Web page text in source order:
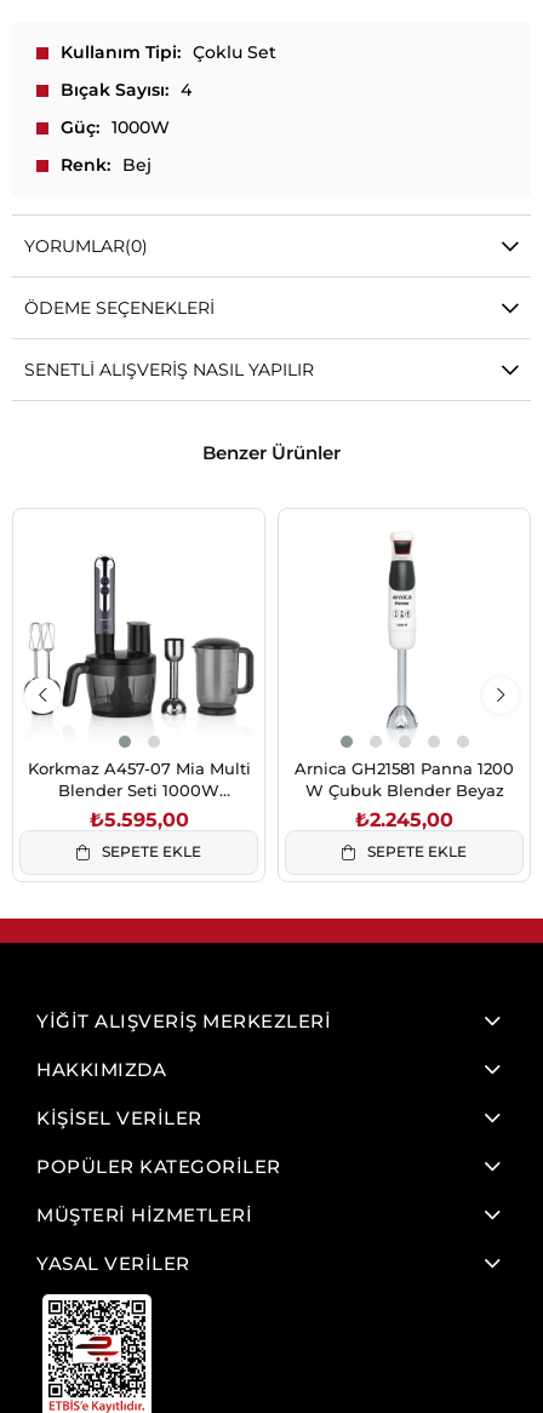
Kullanım Tipi
Çoklu Set
Bıçak Sayısı
4
Güç
1000W
Renk
Bej
YORUMLAR(0)
ÖDEME SEÇENEKLERI
SENETLI ALIŞVERIŞ NASIL YAPILIR
Benzer Ürünler
Korkmaz A457-07 Mia Multi
Blender Seti 1000W
Cosmica/Krom
₺5.595,00
SEPETE EKLE
Arnica GH21581 Panna 1200
W Çubuk Blender Beyaz
₺2.245,00
SEPETE EKLE
YİĞİT ALIŞVERİŞ MERKEZLERİ
HAKKIMIZDA
KİŞİSEL VERİLER
POPÜLER KATEGORİLER
MÜŞTERİ HİZMETLERİ
YASAL VERİLER